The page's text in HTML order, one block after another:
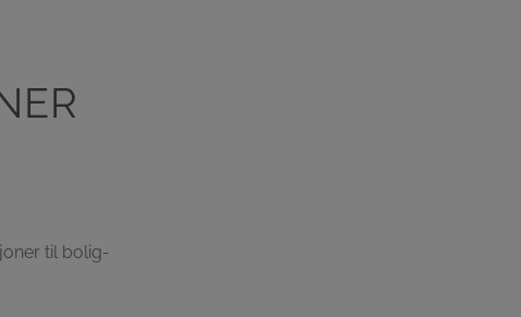
til bolig-